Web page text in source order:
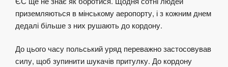
приземляються в мінському аеропорту, і з кожним днем
дедалі більше з них рушають до кордону.
До цього часу польський уряд переважно застосовував
силу, щоб зупинити шукачів притулку. До кордону